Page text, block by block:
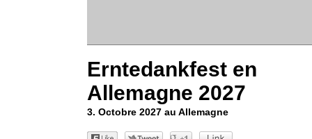
Erntedankfest en
Allemagne 2027
3. Octobre 2027 au Allemagne